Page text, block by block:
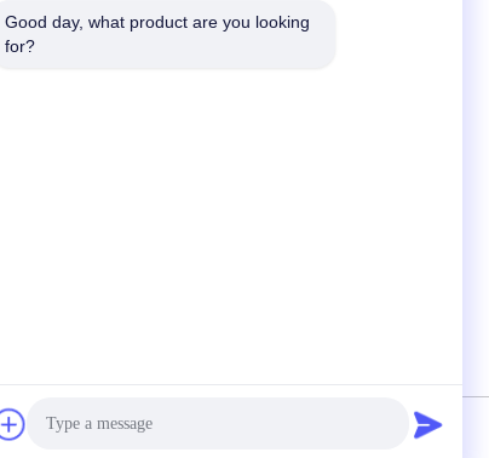
Tel
Nanjing Decowell Automation Co., Ltd. . 複製権所有。
Good day, what product are you looking
for?